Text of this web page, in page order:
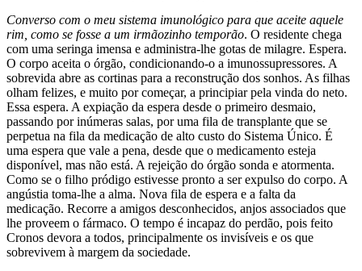
Converso com o meu sistema imunológico para que aceite aquele
rim, como se fosse a um irmãozinho temporão. O residente chega
com uma seringa imensa e administra-lhe gotas de milagre. Espera.
O corpo aceita o órgão, condicionando-o a imunossupressores. A
sobrevida abre as cortinas para a reconstrução dos sonhos. As filhas
olham felizes, e muito por começar, a principiar pela vinda do neto.
Essa espera. A expiação da espera desde o primeiro desmaio,
passando por inúmeras salas, por uma fila de transplante que se
perpetua na fila da medicação de alto custo do Sistema Único. É
uma espera que vale a pena, desde que o medicamento esteja
disponível, mas não está. A rejeição do órgão sonda e atormenta.
Como se o filho pródigo estivesse pronto a ser expulso do corpo. A
angústia toma-lhe a alma. Nova fila de espera e a falta da
medicação. Recorre a amigos desconhecidos, anjos associados que
lhe proveem o fármaco. O tempo é incapaz do perdão, pois feito
Cronos devora a todos, principalmente os invisíveis e os que
sobrevivem à margem da sociedade.